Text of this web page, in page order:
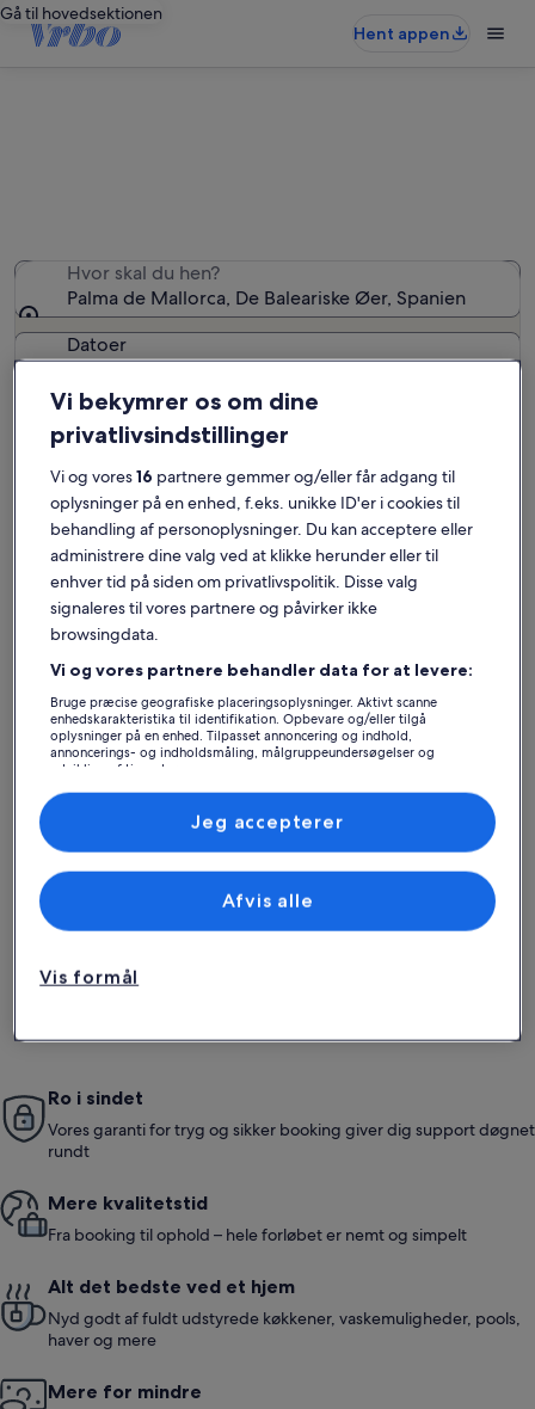
Gå til hovedsektionen
Hent appen
Hvor skal du hen?
Palma de Mallorca, De Baleariske Øer, Spanien
Datoer
Gæster
2 gæster
Søg
De Baleariske Øer
Find overnatningssteder, der passer til dig
Ro i sindet
Vores garanti for tryg og sikker booking giver dig support døgnet
rundt
Mere kvalitetstid
Fra booking til ophold – hele forløbet er nemt og simpelt
Alt det bedste ved et hjem
Nyd godt af fuldt udstyrede køkkener, vaskemuligheder, pools,
haver og mere
Mere for mindre
Vi bekymrer os om dine
privatlivsindstillinger
Vi og vores16 partnere gemmer og/eller får adgang til
oplysninger på en enhed, f.eks. unikke ID'er i cookies til
behandling af personoplysninger. Du kan acceptere eller
administrere dine valg ved at klikke herunder eller til
enhver tid på siden om privatlivspolitik. Disse valg
signaleres til vores partnere og påvirker ikke
browsingdata.
Vi og vores partnere behandler data for at levere:
Bruge præcise geografiske placeringsoplysninger. Aktivt scanne
enhedskarakteristika til identifikation. Opbevare og/eller tilgå
oplysninger på en enhed. Tilpasset annoncering og indhold,
annoncerings- og indholdsmåling, målgruppeundersøgelser og
udvikling af tjenester.
Liste over partnere (leverandører)
Vis formål
Afvis alle
Jeg accepterer